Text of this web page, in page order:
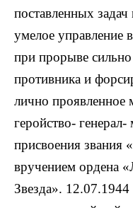
поставленных
умелое управление
при прорыве
противника и
лично проявленное
геройство-
присвоения звания
вручением ордена
Звезда».